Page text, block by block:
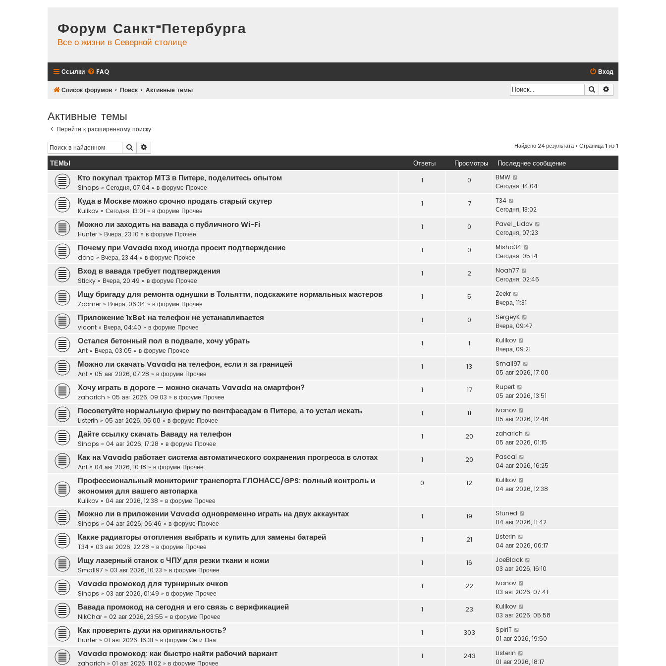
Форум Санкт-Петербурга
Все о жизни в Северной столице
Ссылки FAQ Вход
Список форумов Поиск Активные темы Поиск
Активные темы
Перейти к расширенному поиску
Поиск Найдено 24 результата • Страница1 из1
ТЕМЫ Ответы Просмотры Последнее сообщение
Кто покупал трактор МТЗ в Питере, поделитесь опытом
Sinaps » Сегодня, 07:04 » в форуме Прочее
1 0
BMW
Сегодня, 14:04
Куда в Москве можно срочно продать старый скутер
Kulikov » Сегодня, 13:01 » в форуме Прочее
1 7
T34
Сегодня, 13:02
Можно ли заходить на вавада с публичного Wi-Fi
Hunter » Вчера, 23:10 » в форуме Прочее
1 0
Pavel_Lidov
Сегодня, 07:23
Почему при Vavada вход иногда просит подтверждение
donc » Вчера, 23:44 » в форуме Прочее
1 0
Misha34
Сегодня, 05:14
Вход в вавада требует подтверждения
Sticky » Вчера, 20:49 » в форуме Прочее
1 2
Noah77
Сегодня, 02:46
Ищу бригаду для ремонта однушки в Тольятти, подскажите нормальных мастеров
Zoomer » Вчера, 06:34 » в форуме Прочее
1 5
Zeekr
Вчера, 11:31
Приложение 1xBet на телефон не устанавливается
vicont » Вчера, 04:40 » в форуме Прочее
1 0
SergeyK
Вчера, 09:47
Остался бетонный пол в подвале, хочу убрать
Ant » Вчера, 03:05 » в форуме Прочее
1 1
Kulikov
Вчера, 09:21
Можно ли скачать Vavada на телефон, если я за границей
Ant » 05 авг 2026, 07:28 » в форуме Прочее
1 13
Small97
05 авг 2026, 17:08
Хочу играть в дороге — можно скачать Vavada на смартфон?
zaharich » 05 авг 2026, 09:03 » в форуме Прочее
1 17
Rupert
05 авг 2026, 13:51
Посоветуйте нормальную фирму по вентфасадам в Питере, а то устал искать
Listerin » 05 авг 2026, 05:08 » в форуме Прочее
1 11
Ivanov
05 авг 2026, 12:46
Дайте ссылку скачать Ваваду на телефон
Sinaps » 04 авг 2026, 17:28 » в форуме Прочее
1 20
zaharich
05 авг 2026, 01:15
Как на Vavada работает система автоматического сохранения прогресса в слотах
Ant » 04 авг 2026, 10:18 » в форуме Прочее
1 20
Pascal
04 авг 2026, 16:25
Профессиональный мониторинг транспорта ГЛОНАСС/GPS: полный контроль и
экономия для вашего автопарка
Kulikov » 04 авг 2026, 12:38 » в форуме Прочее
0 12
Kulikov
04 авг 2026, 12:38
Можно ли в приложении Vavada одновременно играть на двух аккаунтах
Sinaps » 04 авг 2026, 06:46 » в форуме Прочее
1 19
Stuned
04 авг 2026, 11:42
Какие радиаторы отопления выбрать и купить для замены батарей
T34 » 03 авг 2026, 22:28 » в форуме Прочее
1 21
Listerin
04 авг 2026, 06:17
Ищу лазерный станок с ЧПУ для резки ткани и кожи
Small97 » 03 авг 2026, 10:23 » в форуме Прочее
1 16
JoeBlack
03 авг 2026, 16:10
Vavada промокод для турнирных очков
Sinaps » 03 авг 2026, 01:49 » в форуме Прочее
1 22
Ivanov
03 авг 2026, 07:41
Вавада промокод на сегодня и его связь с верификацией
NikChar » 02 авг 2026, 23:55 » в форуме Прочее
1 23
Kulikov
03 авг 2026, 05:58
Как проверить духи на оригинальность?
Hunter » 01 авг 2026, 16:31 » в форуме Он и Она
1 303
SpiriT
01 авг 2026, 19:50
Vavada промокод: как быстро найти рабочий вариант
zaharich » 01 авг 2026, 11:02 » в форуме Прочее
1 243
Listerin
01 авг 2026, 18:17